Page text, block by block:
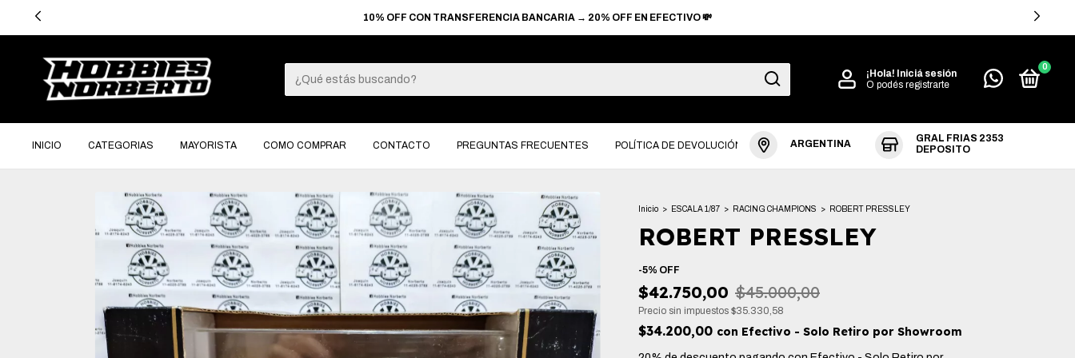
3 CUOTAS SIN INTERES EN COMPRAS +$90.000 → 6 CUOTAS SIN INTERES EN COMPRAS +$360.000
¡Hola! Iniciá sesión
O podés registrarte
0
INICIO CATEGORIAS MAYORISTA COMO COMPRAR CONTACTO PREGUNTAS FRECUENTES POLÍTICA DE DEVOLUCIÓN ARGENTINA
GRAL FRIAS 2353
DEPOSITO
Inicio > ESCALA 1/87 > RACING CHAMPIONS > ROBERT PRESSLEY
ROBERT PRESSLEY
-5% OFF
$42.750,00 $45.000,00
Precio sin impuestos $35.330,58
$34.200,00 con Efectivo - Solo Retiro por Showroom